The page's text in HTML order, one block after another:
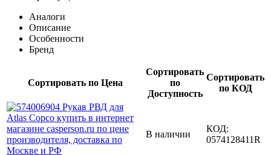
Аналоги
Описание
Особенности
Бренд
Сортировать по Цена
Сортировать
по
Доступность
Сортировать
по КОД
В наличии
КОД:
0574128411R